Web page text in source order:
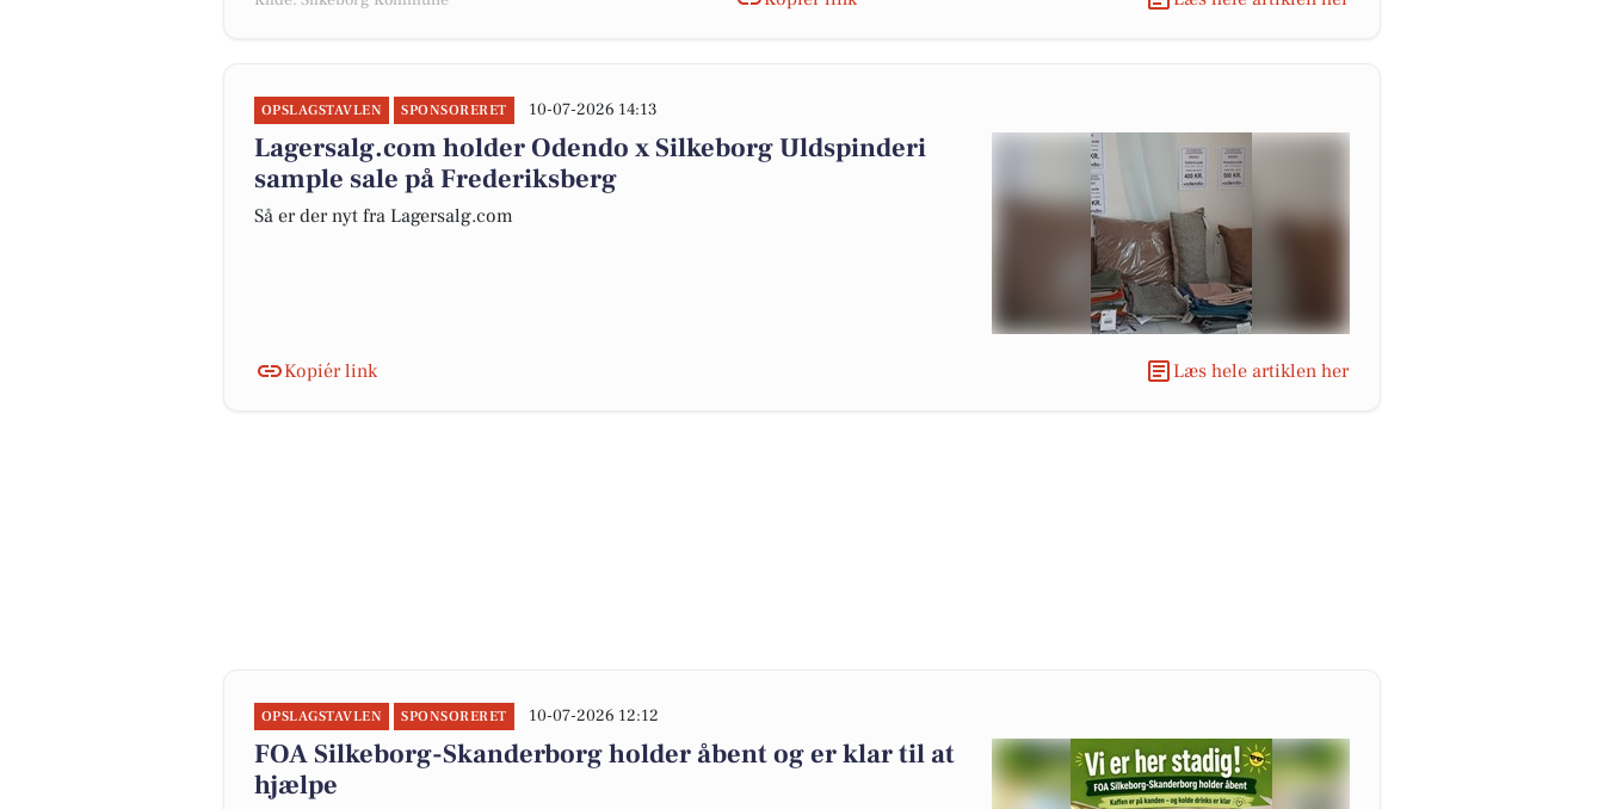
OPSLAGSTAVLEN SPONSORERET 10-07-2026 14:13
Lagersalg.com holder Odendo x Silkeborg Uldspinderi
sample sale på Frederiksberg
Så er der nyt fra Lagersalg.com
Kopiér link Læs hele artiklen her
OPSLAGSTAVLEN SPONSORERET 10-07-2026 12:12
FOA Silkeborg-Skanderborg holder åbent og er klar til at
hjælpe